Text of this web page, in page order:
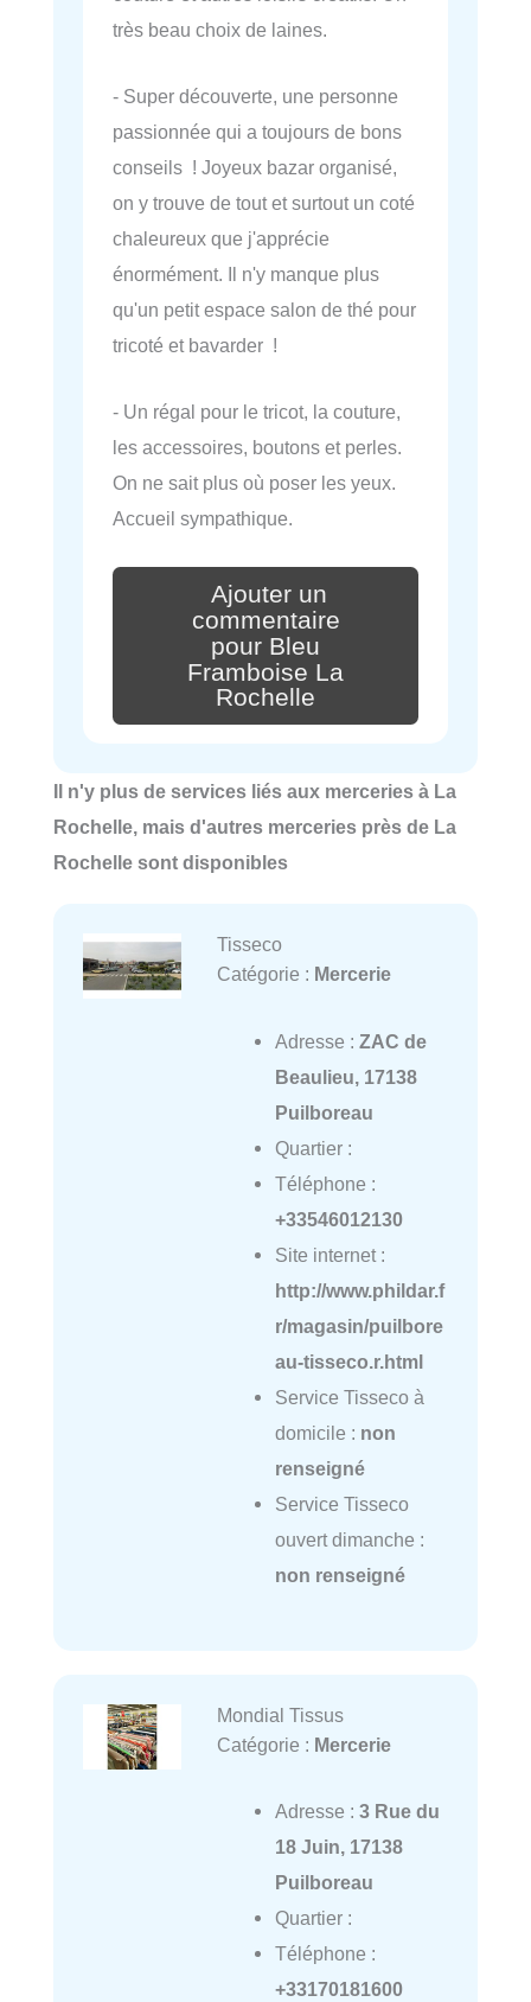
très beau choix de laines.
- Super découverte, une personne
passionnée qui a toujours de bons
conseils ! Joyeux bazar organisé,
on y trouve de tout et surtout un coté
chaleureux que j'apprécie
énormément. Il n'y manque plus
qu'un petit espace salon de thé pour
tricoté et bavarder !
- Un régal pour le tricot, la couture,
les accessoires, boutons et perles.
On ne sait plus où poser les yeux.
Accueil sympathique.
Ajouter un
commentaire
pour Bleu
Framboise La
Rochelle
Il n'y plus de services liés aux merceries à La
Rochelle, mais d'autres merceries près de La
Rochelle sont disponibles
Tisseco
Catégorie : Mercerie
Adresse : ZAC de
Beaulieu, 17138
Puilboreau
Quartier :
Téléphone :
+33546012130
Site internet :
http://www.phildar.f
r/magasin/puilbore
au-tisseco.r.html
Service Tisseco à
domicile : non
renseigné
Service Tisseco
ouvert dimanche :
non renseigné
Mondial Tissus
Catégorie : Mercerie
Adresse : 3 Rue du
18 Juin, 17138
Puilboreau
Quartier :
Téléphone :
+33170181600